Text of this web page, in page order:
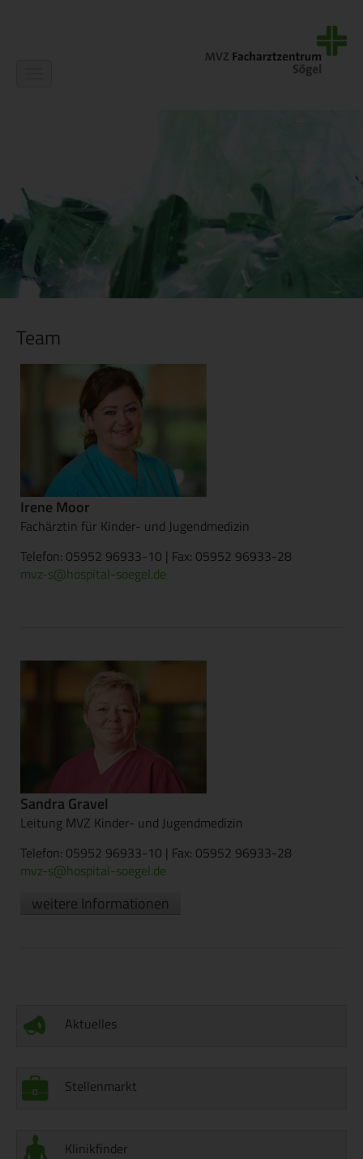
Team
Irene Moor
Fachärztin für Kinder- und Jugendmedizin
Telefon: 05952 96933-10 | Fax: 05952 96933-28
mvz-s@hospital-soegel.de
Sandra Gravel
Leitung MVZ Kinder- und Jugendmedizin
Telefon: 05952 96933-10 | Fax: 05952 96933-28
mvz-s@hospital-soegel.de
weitere Informationen
Aktuelles
Stellenmarkt
Klinikfinder